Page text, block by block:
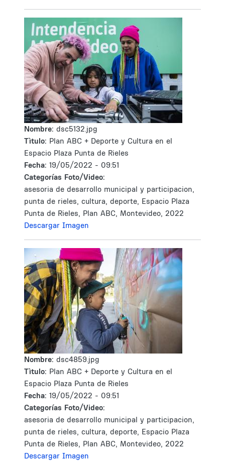
Nombre: dsc5132.jpg
Tìtulo: Plan ABC + Deporte y Cultura en el
Espacio Plaza Punta de Rieles
Fecha: 19/05/2022 - 09:51
Categorías Foto/Video:
asesoria de desarrollo municipal y participacion,
punta de rieles, cultura, deporte, Espacio Plaza
Punta de Rieles, Plan ABC, Montevideo, 2022
Descargar Imagen
Nombre: dsc4859.jpg
Tìtulo: Plan ABC + Deporte y Cultura en el
Espacio Plaza Punta de Rieles
Fecha: 19/05/2022 - 09:51
Categorías Foto/Video:
asesoria de desarrollo municipal y participacion,
punta de rieles, cultura, deporte, Espacio Plaza
Punta de Rieles, Plan ABC, Montevideo, 2022
Descargar Imagen